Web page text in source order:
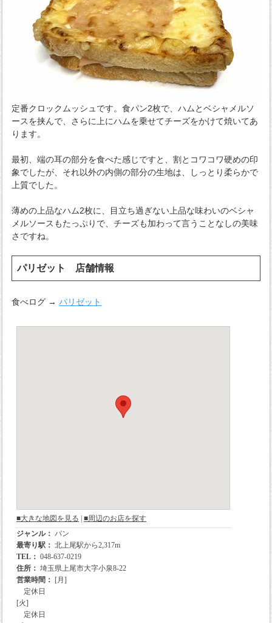
定番クロックムッシュです。食パン2枚で、ハムとベシャメルソ
ースを挟んで、さらに上にハムを乗せてチーズをかけて焼いてあ
ります。
最初、端の耳の部分を食べた感じですと、割とコワコワ硬めの印
象でしたが、それ以外の内側の部分の生地は、しっとり柔らかで
上質でした。
薄めの上品なハム2枚に、目立ち過ぎない上品な味わいのベシャ
メルソースもたっぷりで、チーズも加わって言うことなしの美味
さですね。
パリゼット 店舗情報
食べログ →パリゼット